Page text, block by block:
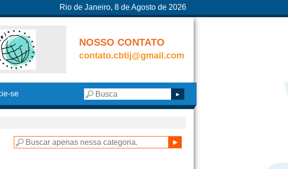
Rio de Janeiro, 8 de Agosto de 2026
NOSSO CONTATO
contato.cbtij@gmail.com
se